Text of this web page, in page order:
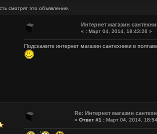
смотрят это объявление.
Интернет магазин
« : Март 04, 2014, 18:43:26 »
Подскажите интернет магазин сантехники в
Re: Интернет магазин
« Ответ #1 : Март 04, 2014,